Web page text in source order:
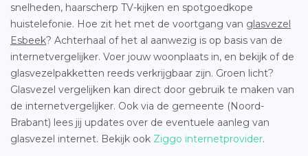
snelheden, haarscherp TV-kijken en spotgoedkope
huistelefonie. Hoe zit het met de voortgang van glasvezel
Esbeek? Achterhaal of het al aanwezig is op basis van de
internetvergelijker. Voer jouw woonplaats in, en bekijk of de
glasvezelpakketten reeds verkrijgbaar zijn. Groen licht?
Glasvezel vergelijken kan direct door gebruik te maken van
de internetvergelijker. Ook via de gemeente (Noord-
Brabant) lees jij updates over de eventuele aanleg van
glasvezel internet. Bekijk ook Ziggo internetprovider.